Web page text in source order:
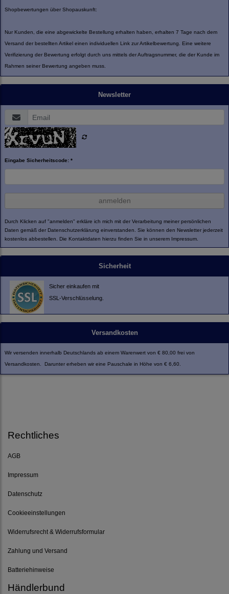
Shopbewertungen über Shopauskunft:
Nur Kunden, die eine abgewickelte Bestellung erhalten haben, erhalten 7 Tage nach dem
Versand der bestellten Artikel einen individuellen Link zur Artikelbewertung. Eine weitere
Verifizierung der Bewertung erfolgt durch uns mittels der Auftragsnummer, die der Kunde im
Rahmen seiner Bewertung angeben muss.
Newsletter
Eingabe Sicherheitscode: *
anmelden
Durch Klicken auf "anmelden" erkläre ich mich mit der Verarbeitung meiner persönlichen
Daten gemäß der Datenschutzerklärung einverstanden. Sie können den Newsletter jederzeit
kostenlos abbestellen. Die Kontaktdaten hierzu finden Sie in unserem Impressum.
Sicherheit
Sicher einkaufen mit
SSL-Verschlüsselung.
Versandkosten
Wir versenden innerhalb Deutschlands ab einem Warenwert von € 80,00 frei von
Versandkosten. Darunter erheben wir eine Pauschale in Höhe von € 6,60.
Rechtliches
AGB
Impressum
Datenschutz
Cookieeinstellungen
Widerrufsrecht & Widerrufsformular
Zahlung und Versand
Batteriehinweise
Händlerbund